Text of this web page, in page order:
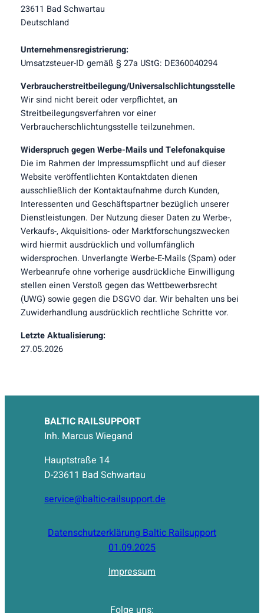
23611 Bad Schwartau
Deutschland
Unternehmensregistrierung:
Umsatzsteuer-ID gemäß § 27a UStG: DE360040294
Verbraucherstreitbeilegung/Universalschlichtungsstelle
Wir sind nicht bereit oder verpflichtet, an
Streitbeilegungsverfahren vor einer
Verbraucherschlichtungsstelle teilzunehmen.
Widerspruch gegen Werbe-Mails und Telefonakquise
Die im Rahmen der Impressumspflicht und auf dieser
Website veröffentlichten Kontaktdaten dienen
ausschließlich der Kontaktaufnahme durch Kunden,
Interessenten und Geschäftspartner bezüglich unserer
Dienstleistungen. Der Nutzung dieser Daten zu Werbe-,
Verkaufs-, Akquisitions- oder Marktforschungszwecken
wird hiermit ausdrücklich und vollumfänglich
widersprochen. Unverlangte Werbe-E-Mails (Spam) oder
Werbeanrufe ohne vorherige ausdrückliche Einwilligung
stellen einen Verstoß gegen das Wettbewerbsrecht
(UWG) sowie gegen die DSGVO dar. Wir behalten uns bei
Zuwiderhandlung ausdrücklich rechtliche Schritte vor.
Letzte Aktualisierung:
27.05.2026
BALTIC RAILSUPPORT
Inh. Marcus Wiegand
Hauptstraße 14
D-23611 Bad Schwartau
service@baltic-railsupport.de
Datenschutzerklärung Baltic Railsupport
01.09.2025
Impressum
Folge uns: